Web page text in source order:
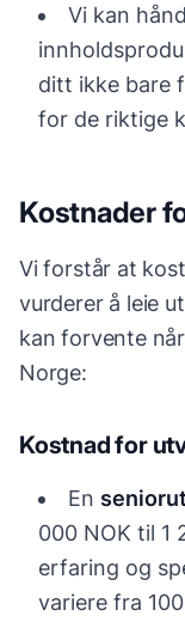
Vi kan
ditt ikke bare
for de riktige
Kostnader
Vi forstår at
vurderer å leie
kan forvente
Norge:
Kostnad for
En
000 NOK til 1
erfaring og
variere fra